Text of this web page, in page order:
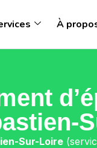
À
Sur-Loire